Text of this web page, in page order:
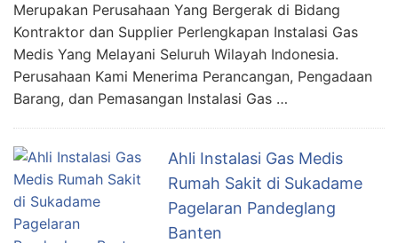
Merupakan Perusahaan Yang Bergerak di Bidang
Kontraktor dan Supplier Perlengkapan Instalasi Gas
Medis Yang Melayani Seluruh Wilayah Indonesia.
Perusahaan Kami Menerima Perancangan, Pengadaan
Barang, dan Pemasangan Instalasi Gas …
Ahli Instalasi Gas Medis
Rumah Sakit di Sukadame
Pagelaran Pandeglang
Banten